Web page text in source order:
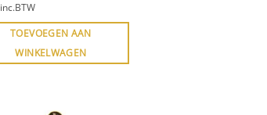
inc.BTW
TOEVOEGEN AAN
WINKELWAGEN